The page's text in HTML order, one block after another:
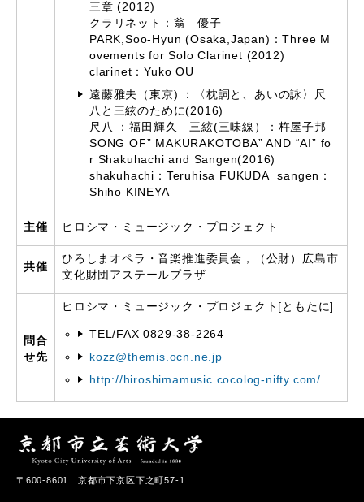
三章 (2012)
クラリネット：翁 優子
PARK,Soo-Hyun (Osaka,Japan)：Three M
ovements for Solo Clarinet (2012)
clarinet：Yuko OU
遠藤雅夫（東京) ：〈枕詞と、あいの詠〉尺
八と三絃のために(2016)
尺八 ：福田輝久 三絃(三味線）：杵屋子邦
SONG OF” MAKURAKOTOBA” AND “AI” fo
r Shakuhachi and Sangen(2016)
shakuhachi：Teruhisa FUKUDA sangen：
Shiho KINEYA
主催 ヒロシマ・ミュージック・プロジェクト
共催
ひろしまオペラ・音楽推進委員会，（公財）広島市
文化財団アステールプラザ
問合
せ先
ヒロシマ・ミュージック・プロジェクト[ともたに]
TEL/FAX 0829-38-2264
kozz@themis.ocn.ne.jp
http://hiroshimamusic.cocolog-nifty.com/
〒600-8601 京都市下京区下之町57-1